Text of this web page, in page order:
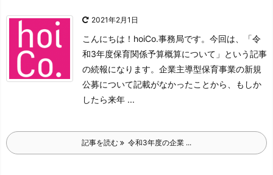
2021年2月1日
こんにちは！hoiCo.事務局です。 今回は、「令
和3年度保育関係予算概算について」 という記事
の続報になります。 企業主導型保育事業の新規
公募について記載がなかったことから、
もしか
したら来年 ...
記事を読む 令和3年度の企業 ...